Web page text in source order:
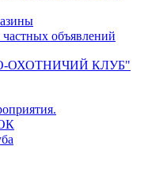
объявлений
КЛУБ"